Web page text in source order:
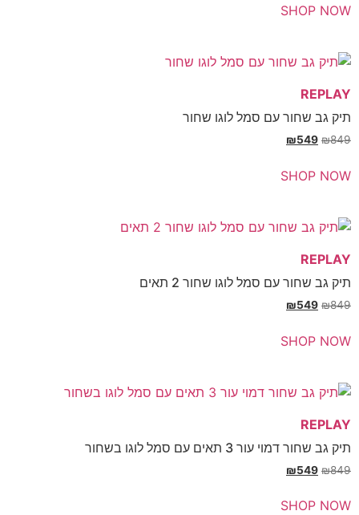
SHOP
שחור עם סמל לוגו שחור
₪
₪549
SHOP
שחור עם סמל לוגו שחור 2 תאים
₪
₪549
SHOP
דמוי עור 3 תאים עם סמל לוגו בשחור
₪
₪549
SHOP